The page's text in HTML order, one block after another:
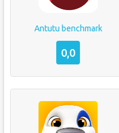
Antutu benchmark
0,0